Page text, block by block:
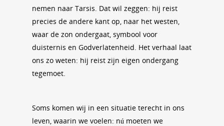
nemen naar Tarsis. Dat wil zeggen: hij reist
precies de andere kant op, naar het westen,
waar de zon ondergaat, symbool voor
duisternis en Godverlatenheid. Het verhaal laat
ons zo weten: hij reist zijn eigen ondergang
tegemoet.
Soms komen wij in een situatie terecht in ons
leven, waarin we voelen: nú moeten we